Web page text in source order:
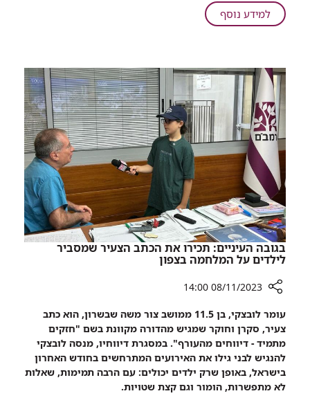
רמב"ם
ממשיכים
למידע נוסףעל
מלחמת
רמב"ם
ממשיכים
לשפר
מיגון.
בגובה העיניים: תכירו את הכתב הצעיר שמסביר
לילדים על המלחמה בצפון
שיתוף
בגובה
העיניים:
תכירו
את
הכתב
08/11/2023 14:00
עומר לובצקי, בן 11.5 ממושב צור משה שבשרון, הוא כתב
צעיר, סקרן וחוקר שמגיש מהדורה מקוונת בשם "חזקים
מתמיד - דיווחים מהעורף". במסגרת דיווחיו, מנסה לובצקי
להנגיש לבני גילו את האירועים המתרחשים בחודש האחרון
בישראל, באופן שרק ילדים יכולים: עם הרבה תמימות, שאלות
לא מתפשרות, הומור וגם קצת שטויות.